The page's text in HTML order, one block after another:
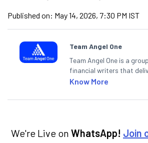
Published on: May 14, 2026, 7:30 PM IST
Team Angel One
Team Angel One is a
financial writers that
articles on the stock
categories.
Know More
We're Live on WhatsApp! Join